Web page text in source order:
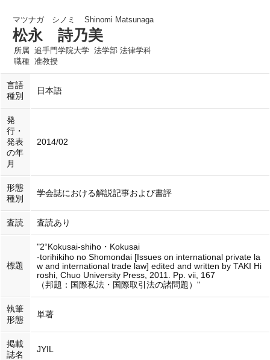
マツナガ シノミ Shinomi Matsunaga
松永 詩乃美
所属 追手門学院大学 法学部 法律学科
職種 准教授
言語
種別
日本語
発
行・
発表
の年
月
2014/02
形態
種別
学会誌における解説記事および書評
査読 査読あり
標題
"2“Kokusai-shiho・Kokusai
-torihikiho no Shomondai [Issues on international private la
w and international trade law] edited and written by TAKI Hi
roshi, Chuo University Press, 2011. Pp. vii, 167
（邦題：国際私法・国際取引法の諸問題）"
執筆
形態
単著
掲載
誌名
JYIL